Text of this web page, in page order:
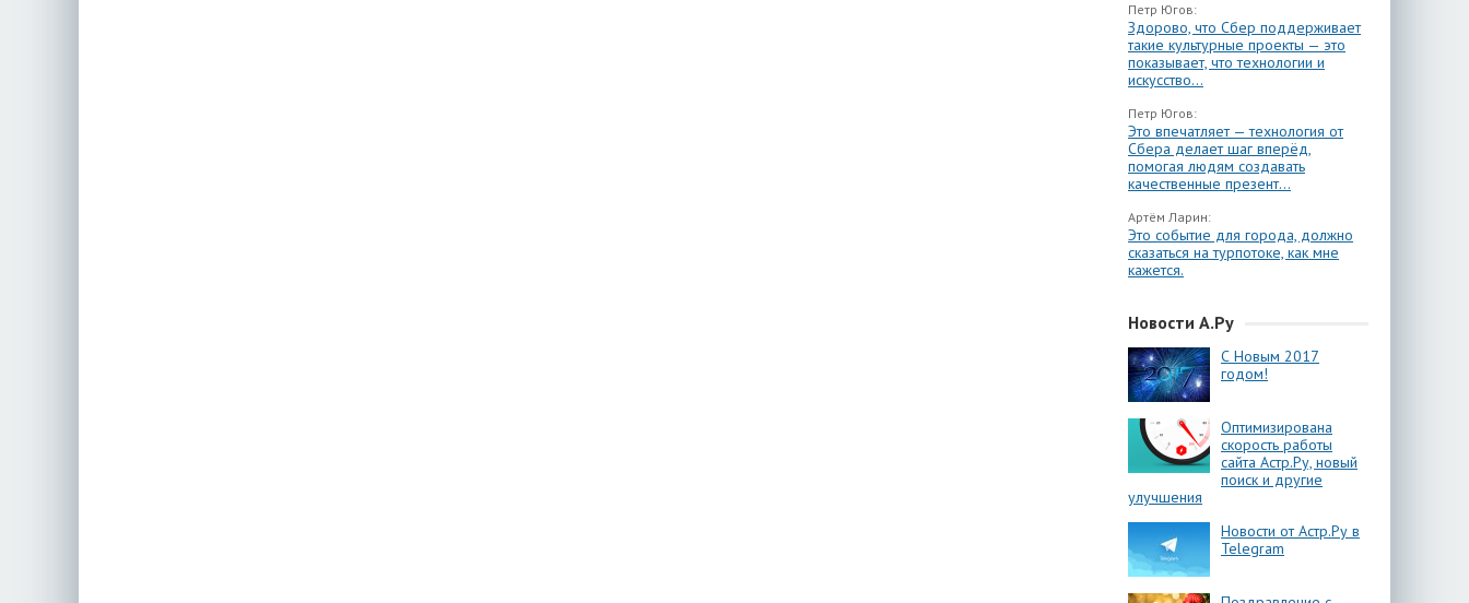
Петр Югов:
Здорово, что Сбер поддерживает
такие культурные проекты — это
показывает, что технологии и
искусство...
Петр Югов:
Это впечатляет — технология от
Сбера делает шаг вперёд,
помогая людям создавать
качественные презент...
Артём Ларин:
Это событие для города, должно
сказаться на турпотоке, как мне
кажется.
Новости А.Ру
С Новым 2017
годом!
Оптимизирована
скорость работы
сайта Астр.Ру, новый
поиск и другие
улучшения
Новости от Астр.Ру в
Telegram